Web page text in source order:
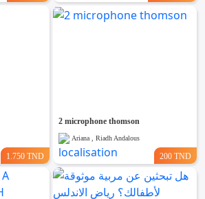
1.750 TND
2 microphone thomson
Ariana , Riadh Andalous
200 TND